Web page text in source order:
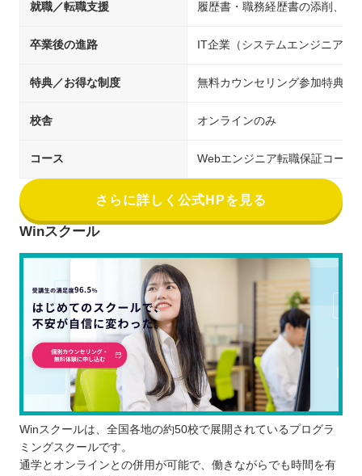
就職／転職支援 履歴書・職務経歴書の添削、求
卒業後の進路 IT企業（システムエンジニア/
特典／お得な制度 無料カウンセリング参加特典（
校舎 オンラインのみ
コース Webエンジニア転職保証コース
さらに詳しく公式HPを見る
Winスクール
Winスクールは、全国各地の約50校で展開されているプログラ
ミングスクールです。
通学とオンラインとの併用が可能で、働きながらでも時間を有